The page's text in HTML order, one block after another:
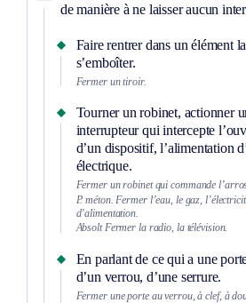
de manière à ne laisser aucun
Faire rentrer dans un élément
s’emboîter.
Fermer un tiroir.
Tourner un robinet, actionner
interrupteur qui intercepte
d’un dispositif, l’alimentation
électrique.
Fermer un robinet qui commande
P. méton. Fermer l’eau, le gaz,
d’alimentation.
Absolt Fermer la radio, la télévision.
En parlant de ce qui a une
d’un verrou, d’une serrure.
Fermer une porte au verrou, à clef, à